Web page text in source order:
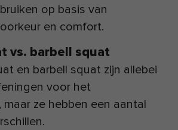
op basis van
en comfort.
vs. barbell squat
en barbell squat zijn allebei
voor het
maar ze hebben een aantal